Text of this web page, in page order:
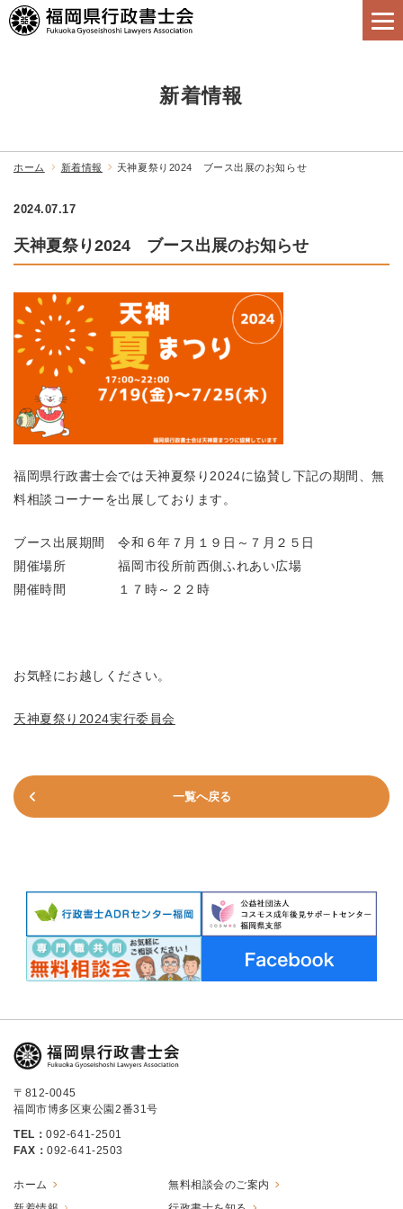
新着情報
ホーム 新着情報 天神夏祭り2024 ブース出展のお知らせ
2024.07.17
天神夏祭り2024 ブース出展のお知らせ
福岡県行政書士会では天神夏祭り2024に協賛し下記の期間、無
料相談コーナーを出展しております。
ブース出展期間 令和６年７月１９日～７月２５日
開催場所 福岡市役所前西側ふれあい広場
開催時間 １７時～２２時
お気軽にお越しください。
天神夏祭り2024実行委員会
一覧へ戻る
〒812-0045
福岡市博多区東公園2番31号
TEL：092-641-2501
FAX：092-641-2503
ホーム
無料相談会のご案内